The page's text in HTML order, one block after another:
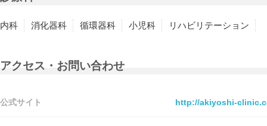
内科 消化器科 循環器科 小児科 リハビリテーション
アクセス・お問い合わせ
公式サイト http://akiyoshi-